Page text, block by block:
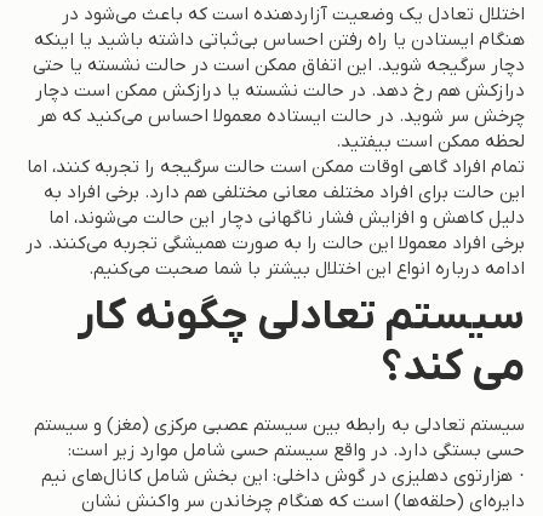
اختلال تعادل یک وضعیت آزاردهنده است که باعث می‌شود در
هنگام ایستادن یا راه رفتن احساس بی‌ثباتی داشته باشید یا اینکه
دچار سرگیجه شوید. این اتفاق ممکن است در حالت نشسته یا حتی
درازکش هم رخ دهد. در حالت نشسته یا درازکش ممکن است دچار
چرخش سر شوید. در حالت ایستاده معمولا احساس می‌کنید که هر
لحظه ممکن است بیفتید.
تمام افراد گاهی اوقات ممکن است حالت سرگیجه را تجربه کنند، اما
این حالت برای افراد مختلف معانی مختلفی هم دارد. برخی افراد به
دلیل کاهش و افزایش فشار ناگهانی دچار این حالت می‌شوند، اما
برخی افراد معمولا این حالت را به صورت همیشگی تجربه می‌کنند. در
ادامه درباره انواع این اختلال بیشتر با شما صحبت می‌کنیم.
سیستم تعادلی چگونه کار
می کند؟
سیستم تعادلی به رابطه بین سیستم عصبی مرکزی (مغز) و سیستم
حسی بستگی دارد. در واقع سیستم حسی شامل موارد زیر است:
· هزارتوی دهلیزی در گوش داخلی: این بخش شامل کانال‌های نیم
دایره‌ای (حلقه‌ها) است که هنگام چرخاندن سر واکنش نشان